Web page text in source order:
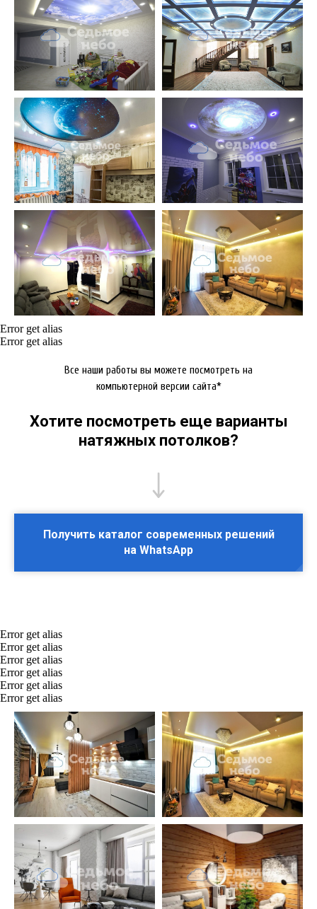
Error get alias
Error get alias
Все наши работы вы можете посмотреть на
компьютерной версии сайта*
Хотите посмотреть еще варианты
натяжных потолков?
Получить каталог современных решений
на WhatsApp
Error get alias
Error get alias
Error get alias
Error get alias
Error get alias
Error get alias